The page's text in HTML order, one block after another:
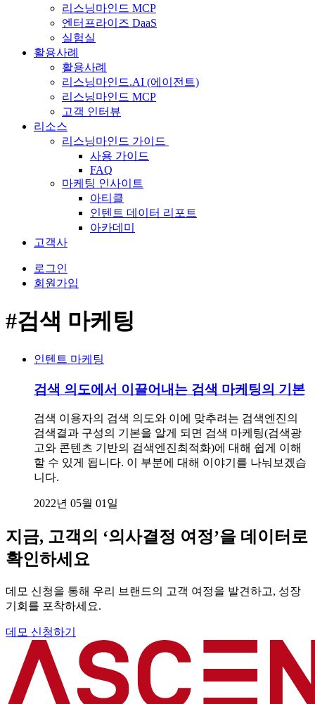
리스닝마인드 MCP
엔터프라이즈 DaaS
실험실
활용사례
활용사례
리스닝마인드.AI (에이전트)
리스닝마인드 MCP
고객 인터뷰
리소스
리스닝마인드 가이드
사용 가이드
FAQ
마케팅 인사이트
아티클
인텐트 데이터 리포트
아카데미
고객사
로그인
회원가입
#검색 마케팅
인텐트 마케팅
검색 의도에서 이끌어내는 검색 마케팅의 기본
검색 이용자의 검색 의도와 이에 맞추려는 검색엔진의
검색결과 구성의 기본을 알게 되면 검색 마케팅(검색광
고와 콘텐츠 기반의 검색엔진최적화)에 대해 쉽게 이해
할 수 있게 됩니다. 이 부분에 대해 이야기를 나눠보겠습
니다.
2022년 05월 01일
지금, 고객의 ‘의사결정 여정’을 데이터로
확인하세요
데모 신청을 통해 우리 브랜드의 고객 여정을 발견하고, 성장
기회를 포착하세요.
데모 신청하기